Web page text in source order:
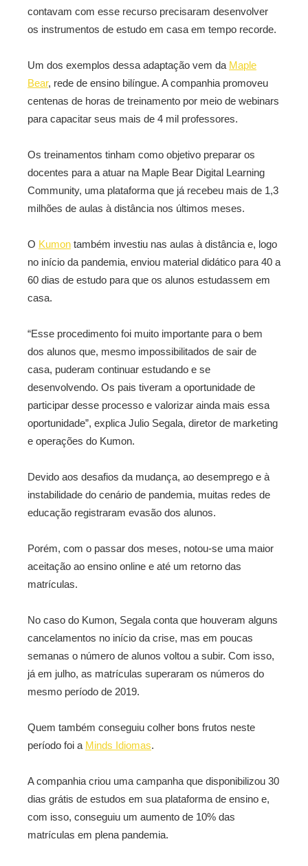
contavam com esse recurso precisaram desenvolver
os instrumentos de estudo em casa em tempo recorde.
Um dos exemplos dessa adaptação vem da Maple
Bear, rede de ensino bilíngue. A companhia promoveu
centenas de horas de treinamento por meio de webinars
para capacitar seus mais de 4 mil professores.
Os treinamentos tinham como objetivo preparar os
docentes para a atuar na Maple Bear Digital Learning
Community, uma plataforma que já recebeu mais de 1,3
milhões de aulas à distância nos últimos meses.
O Kumon também investiu nas aulas à distância e, logo
no início da pandemia, enviou material didático para 40 a
60 dias de estudo para que os alunos estudassem em
casa.
“Esse procedimento foi muito importante para o bem
dos alunos que, mesmo impossibilitados de sair de
casa, puderam continuar estudando e se
desenvolvendo. Os pais tiveram a oportunidade de
participar desse processo e valorizar ainda mais essa
oportunidade”, explica Julio Segala, diretor de marketing
e operações do Kumon.
Devido aos desafios da mudança, ao desemprego e à
instabilidade do cenário de pandemia, muitas redes de
educação registraram evasão dos alunos.
Porém, com o passar dos meses, notou-se uma maior
aceitação ao ensino online e até um retorno das
matrículas.
No caso do Kumon, Segala conta que houveram alguns
cancelamentos no início da crise, mas em poucas
semanas o número de alunos voltou a subir. Com isso,
já em julho, as matrículas superaram os números do
mesmo período de 2019.
Quem também conseguiu colher bons frutos neste
período foi a Minds Idiomas.
A companhia criou uma campanha que disponibilizou 30
dias grátis de estudos em sua plataforma de ensino e,
com isso, conseguiu um aumento de 10% das
matrículas em plena pandemia.